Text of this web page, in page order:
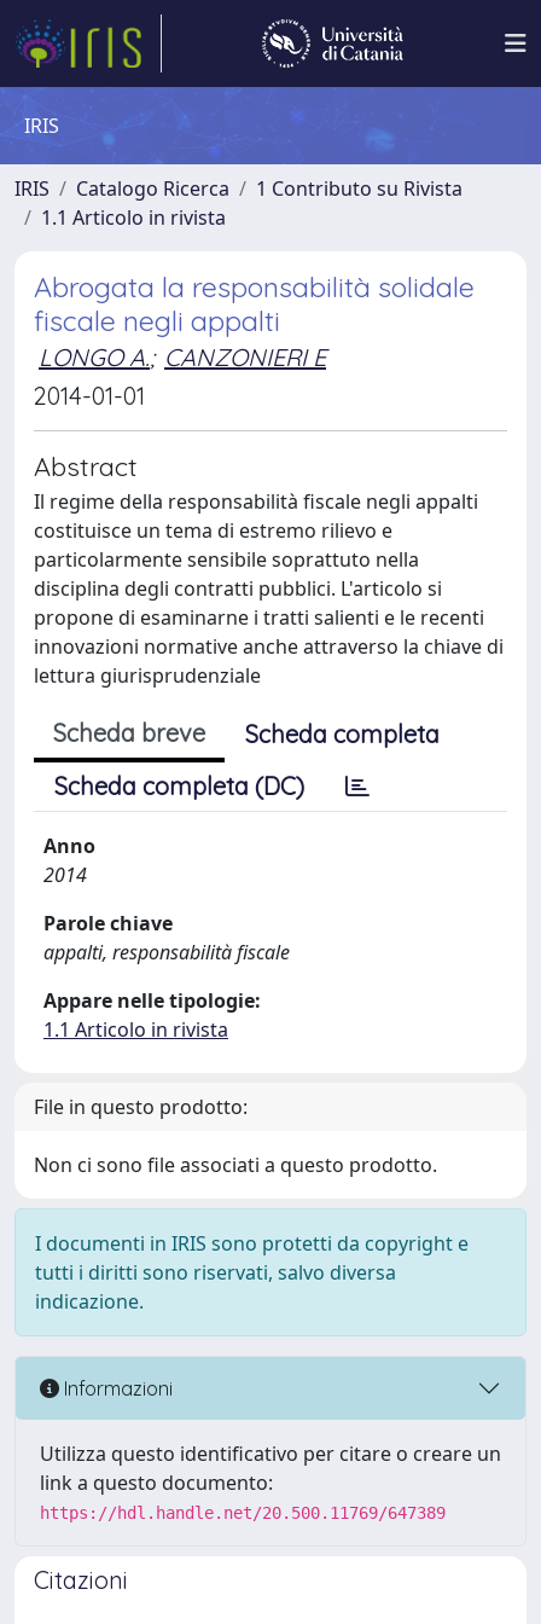
IRIS
IRIS Catalogo Ricerca
1 Contributo su Rivista
1.1 Articolo in rivista
Abrogata la responsabilità solidale
fiscale negli appalti
LONGO A.; CANZONIERI E
2014-01-01
Abstract
Il regime della responsabilità fiscale negli appalti
costituisce un tema di estremo rilievo e
particolarmente sensibile soprattuto nella
disciplina degli contratti pubblici. L'articolo si
propone di esaminarne i tratti salienti e le recenti
innovazioni normative anche attraverso la chiave di
lettura giurisprudenziale
Scheda breve
Scheda completa
Scheda completa (DC)
Anno
2014
Parole chiave
appalti, responsabilità fiscale
Appare nelle tipologie:
1.1 Articolo in rivista
File in questo prodotto:
Non ci sono file associati a questo prodotto.
I documenti in IRIS sono protetti da copyright e
tutti i diritti sono riservati, salvo diversa
indicazione.
Informazioni
Utilizza questo identificativo per citare o creare un
link a questo documento:
https://hdl.handle.net/20.500.11769/647389
Citazioni